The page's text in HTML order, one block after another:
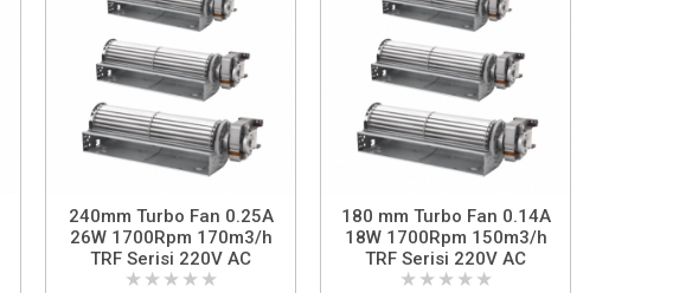
240mm Turbo Fan 0.25A
26W 1700Rpm 170m3/h
TRF Serisi 220V AC
★ ★ ★ ★ ★
180 mm Turbo Fan 0.14A
18W 1700Rpm 150m3/h
TRF Serisi 220V AC
★ ★ ★ ★ ★